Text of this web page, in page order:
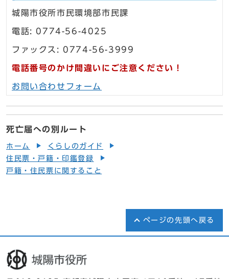
城陽市役所市民環境部市民課
電話: 0774-56-4025
ファックス: 0774-56-3999
電話番号のかけ間違いにご注意ください！
お問い合わせフォーム
死亡届への別ルート
ホーム
くらしのガイド
住民票・戸籍・印鑑登録
戸籍・住民票に関すること
ページの先頭へ戻る